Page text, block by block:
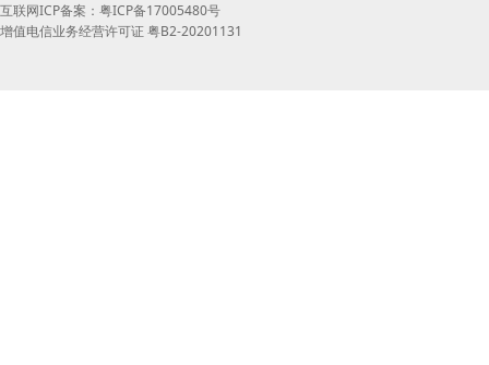
互联网ICP备案：粤ICP备17005480号
增值电信业务经营许可证 粤B2-20201131